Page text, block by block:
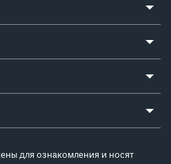
для ознакомления и носят